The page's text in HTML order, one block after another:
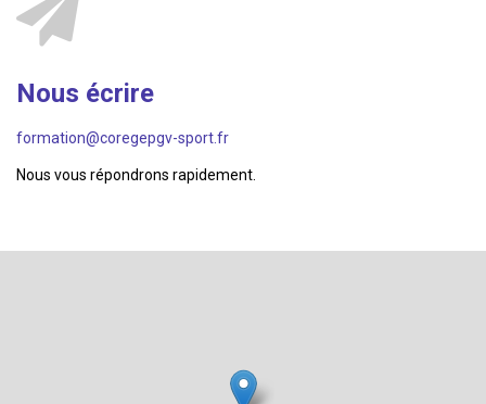
Nous écrire
formation@coregepgv-sport.fr
Nous vous répondrons rapidement.